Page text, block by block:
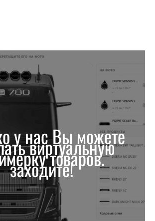
у нас Вы можете
виртуальную
товаров.
заходите!